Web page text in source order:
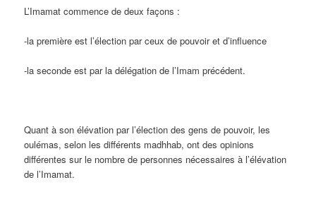
L’Imamat commence de deux façons :
-la première est l’élection par ceux de pouvoir et d’influence
-la seconde est par la délégation de l’Imam précédent.
Quant à son élévation par l’élection des gens de pouvoir, les
oulémas, selon les différents madhhab, ont des opinions
différentes sur le nombre de personnes nécessaires à l’élévation
de l’Imamat.